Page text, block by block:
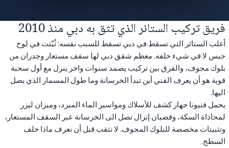
فريق تركيب الستائر الذي تثق به دبي منذ 2010
أغلب الستائر التي تسقط في دبي تسقط للسبب نفسه: ثُبّتت في لوح
جبس لا في شيء خلفه. معظم شقق دبي لها سقف مستعار وجدران من
بلوك مجوف، والفرق بين تركيب يصمد سنوات واخر ينزل مع أول سحبة
قوية هو أن يعرف الفني أين تبدأ الخرسانة وما طول المسمار الذي يصل
اليها.
يحمل فنيونا جهاز كشف للأسلاك ومواسير الماء المبرد، وميزان ليزر
لمحاذاة السكة، وقضبان إنزال تصل الى الخرسانة عبر السقف المستعار،
وتثبيتات مخصصة للبلوك المجوف. لا نثقب قبل أن نعرف ماذا خلف
السطح.